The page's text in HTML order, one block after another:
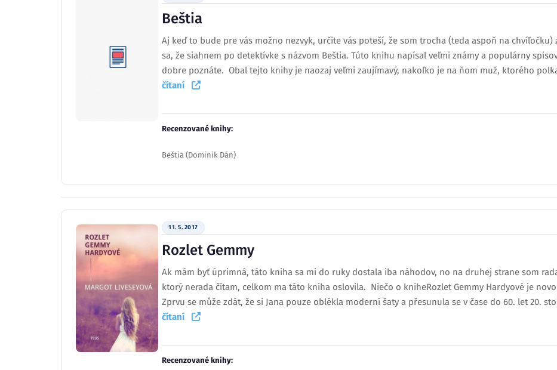
Beštia
Aj keď to bude pre vás možno nezvyk, určite vás poteší, že som trocha (teda aspoň na
sa, že siahnem po detektívke s názvom Beštia. Túto knihu napísal veľmi známy a populárny
dobre poznáte. Obal tejto knihy je naozaj veľmi zaujímavý, nakoľko je na ňom muž, ktorého
čítaní
Recenzované knihy:
Beštia (Dominik Dán)
11. 5. 2017
Rozlet Gemmy
Ak mám byť úprimná, táto kniha sa mi do ruky dostala iba náhodov, no na druhej strane som
ktorý nerada čítam, celkom ma táto kniha oslovila. Niečo o kniheRozlet Gemmy Hardyové je
Zprvu se může zdát, že si Jana pouze oblékla moderní šaty a přesunula se v čase do 60. let 20.
čítaní
Recenzované knihy: